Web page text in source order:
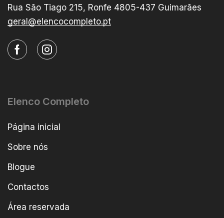
Rua São Tiago 215, Ronfe 4805-437 Guimarães
geral@elencocompleto.pt
Elenco Completo
Página inicial
Sobre nós
Blogue
Contactos
Área reservada